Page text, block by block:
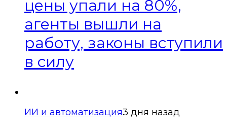
цены упали на 80%,
агенты вышли на
работу, законы вступили
в силу
ИИ и автоматизация3 дня назад